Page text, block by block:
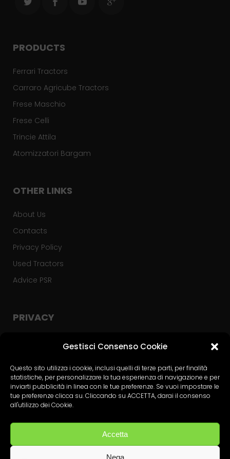
Gestisci Consenso Cookie
Questo sito utilizza i cookie, inclusi quelli di terze parti, per finalità
statistiche, per personalizzare la tua esperienza di navigazione e per
inviarti pubblicità in linea con le tue preferenze. Se vuoi impostare le
tue preferenze clicca su. Cliccando su ACCETTA, darai il consenso
all'utilizzo dei Cookie.
Accetta
Nega
PRODUCTS
Ferrari Tractors
Carraro Agricube Tractors
Frese Maschio
Frese Celli
Trincie Attila
Atomizzatori Bargam
OTHER LINKS
About Us
Contacts
Privacy Policy
Used Tractors
Advice PSR
PRIVACY
Contact Form Policy